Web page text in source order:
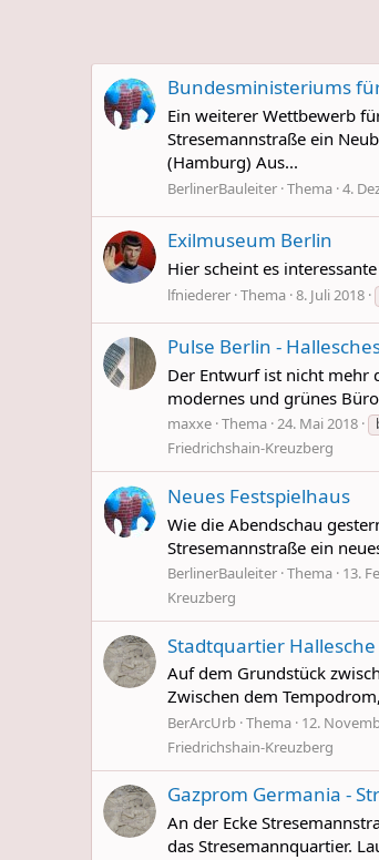
Bundesministeriums
Ein weiterer Wettbewerb
Stresemannstraße ein
(Hamburg) Aus...
BerlinerBauleiter Thema 4.
Exilmuseum Berlin
Hier scheint es
lfniederer Thema 8. Juli 2018
Pulse Berlin -
Der Entwurf ist nicht mehr
modernes und grünes
maxxe Thema 24. Mai 2018
Friedrichshain-Kreuzberg
Neues Festspielhaus
Wie die Abendschau
Stresemannstraße ein
BerlinerBauleiter Thema 13.
Kreuzberg
Stadtquartier Hallesche
Auf dem Grundstück
Zwischen dem
BerArcUrb Thema 12.
Friedrichshain-Kreuzberg
Gazprom Germania -
An der Ecke
das Stresemannquartier.